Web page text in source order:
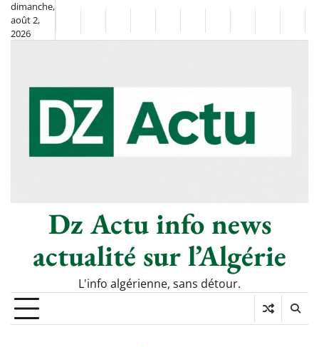
Skip
content
dimanche,
août 2,
2026
FlashSportclasséDiasporaChronique
–
Le
Thé
SociétéCultureMonde
Tech
Dz Actu info news
actualité sur l’Algérie
L'info algérienne, sans détour.